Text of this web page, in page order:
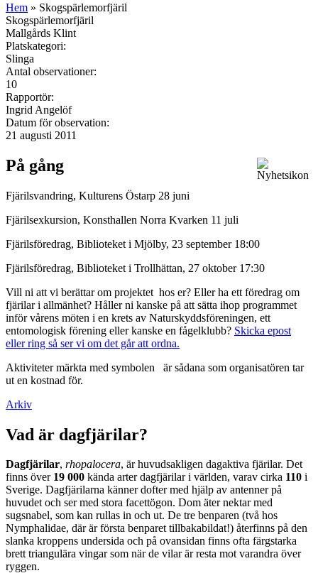
Hem » Skogspärlemorfjäril
Skogspärlemorfjäril
Mallgårds Klint
Platskategori:
Slinga
Antal observationer:
10
Rapportör:
Ingrid Angelöf
Datum för observation:
21 augusti 2011
På gång
Fjärilsvandring, Kulturens Östarp 28 juni
Fjärilsexkursion, Konsthallen Norra Kvarken 11 juli
Fjärilsföredrag, Biblioteket i Mjölby, 23 september 18:00
Fjärilsföredrag, Biblioteket i Trollhättan, 27 oktober 17:30
Vill ni att vi berättar om projektet hos er? Eller ha ett föredrag om
fjärilar i allmänhet? Håller ni kanske på att sätta ihop programmet
inför vårens möten i en krets av Naturskyddsföreningen, ett
entomologisk förening eller kanske en fågelklubb? Skicka epost
eller ring så ser vi om det går att ordna.
Aktiviteter märkta med symbolen
är sådana som organisatören tar
ut en kostnad för.
Arkiv
Vad är dagfjärilar?
Dagfjärilar, rhopalocera, är huvudsakligen dagaktiva fjärilar. Det
finns över 19 000 kända arter dagfjärilar i världen, varav cirka 110 i
Sverige. Dagfjärilarna känner dofter med hjälp av antenner på
huvudet och ser med stora facettögon. Dom äter nektar med
sugsnabel, som kan rullas in och ut. De tre benparen (två hos
Nymphalidae, där är första benparet tillbakabildat!) återfinns på den
slanka kroppens undersida och på ovansidan finns ofta färgstarka
brett triangulära vingar som när de vilar är resta mot varandra över
ryggen.